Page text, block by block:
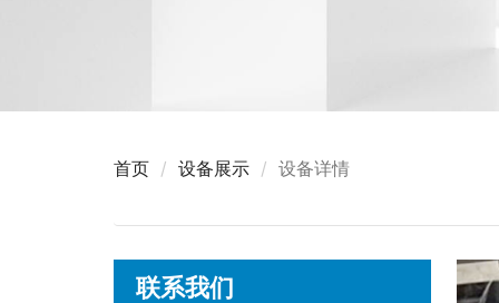
首页 设备展示 设备详情
联系我们